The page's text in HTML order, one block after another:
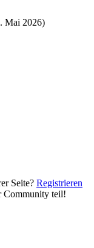
Mai 2026)
Seite? Registrieren
Community teil!